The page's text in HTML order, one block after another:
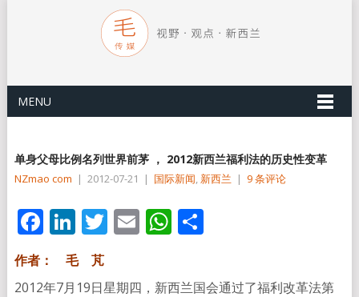
MENU
单身父母比例名列世界前茅 ， 2012新西兰福利法的历史性变革
NZmao com | 2012-07-21 | 国际新闻, 新西兰 | 9 条评论
Facebook
LinkedIn
Twitter
EmailWhatsApp
分
作者： 毛 芃
2012年7月19日星期四，新西兰国会通过了福利改革法第